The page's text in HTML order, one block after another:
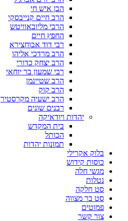
הבן איש חי
הרב חיים קנייבסקי
הרבי מליובאוויטש
החפץ חיים
רבי דוד אבוחצירא
הרב מרדכי אליהו
הרב יצחק כדורי
רבי שמעון בר יוחאי
הרב שטיינמן
הרב קוק
הרב ישעיה מקרסטיר
רבנים שונים
יהדות ויודאיקה
בית המקדש
הכותל
תמונות יהדות
בלוק אקרילי
כוסות קידוש
מגשי חלה
נטלות
סט חלקה
סט בר מצווה
פמוטים
צור קשר